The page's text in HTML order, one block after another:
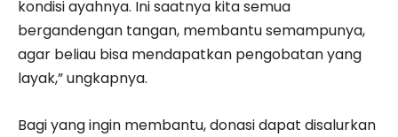
kondisi ayahnya. Ini saatnya kita semua
bergandengan tangan, membantu semampunya,
agar beliau bisa mendapatkan pengobatan yang
layak,” ungkapnya.
Bagi yang ingin membantu, donasi dapat disalurkan